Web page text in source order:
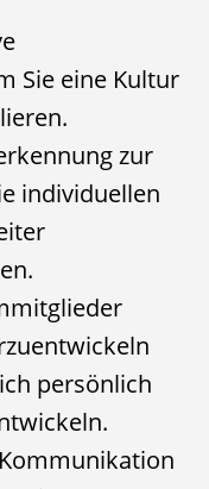
Sie eine Kultur
zur
individuellen
persönlich